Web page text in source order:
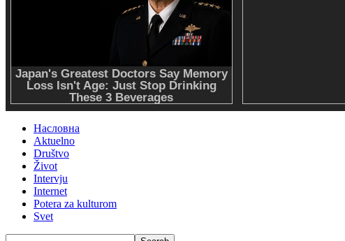
Насловна
Aktuelno
Društvo
Život
Intervju
Internet
Potera za kulturom
Svet